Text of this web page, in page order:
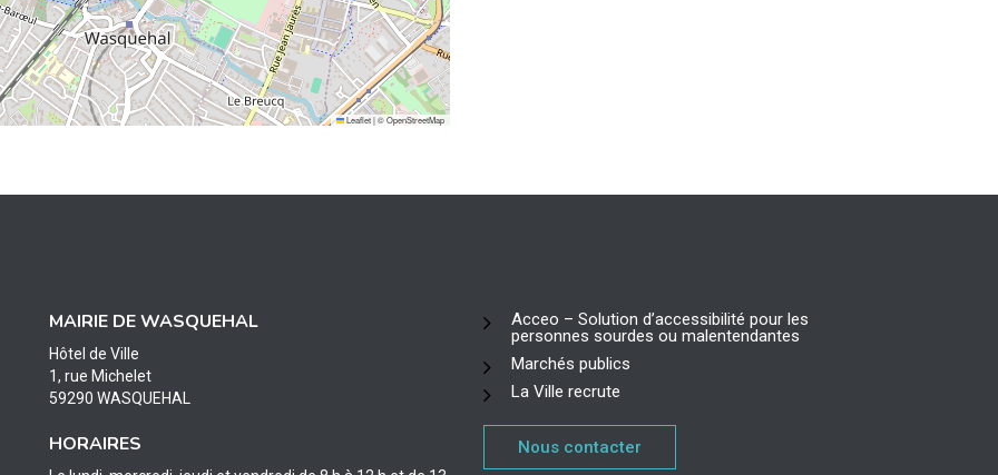
Leaflet|©OpenStreetMap
MAIRIE DE WASQUEHAL
Hôtel de Ville
1, rue Michelet
59290 WASQUEHAL
HORAIRES
Acceo – Solution d’accessibilité pour les
personnes sourdes ou malentendantes
Marchés publics
La Ville recrute
Nous contacter